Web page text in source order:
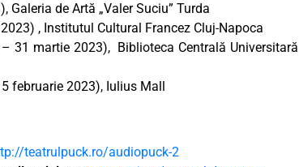
Galeria de Artă „Valer Suciu” Turda
, Institutul Cultural Francez Cluj-Napoca
31 martie 2023), Biblioteca Centrală Universitară
februarie 2023), Iulius Mall
teatrulpuck.ro/audiopuck-2